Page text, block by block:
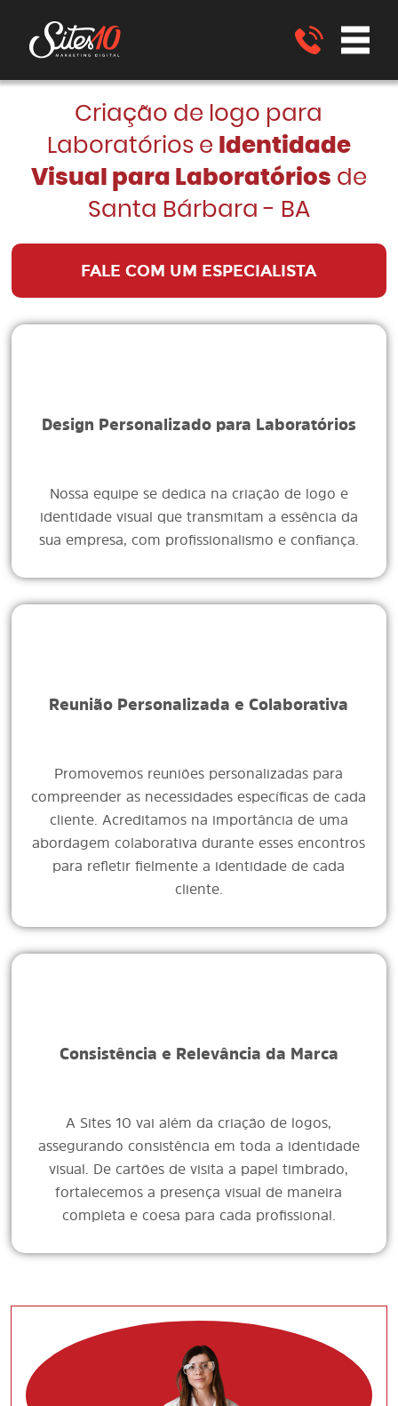
Criação de logo para
Laboratórios e Identidade
Visual para Laboratórios de
Santa Bárbara - BA
FALE COM UM ESPECIALISTA
Design Personalizado para Laboratórios
Nossa equipe se dedica na criação de logo e
identidade visual que transmitam a essência da
sua empresa, com profissionalismo e confiança.
Reunião Personalizada e Colaborativa
Promovemos reuniões personalizadas para
compreender as necessidades específicas de cada
cliente. Acreditamos na importância de uma
abordagem colaborativa durante esses encontros
para refletir fielmente a identidade de cada
cliente.
Consistência e Relevância da Marca
A Sites 10 vai além da criação de logos,
assegurando consistência em toda a identidade
visual. De cartões de visita a papel timbrado,
fortalecemos a presença visual de maneira
completa e coesa para cada profissional.